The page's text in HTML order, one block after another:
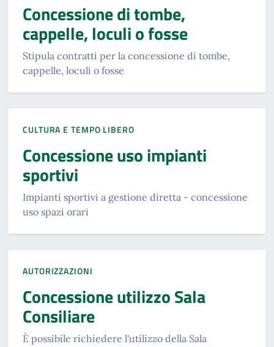
Concessione di tombe,
cappelle, loculi o fosse
Stipula contratti per la concessione di tombe,
cappelle, loculi o fosse
CULTURA E TEMPO LIBERO
Concessione uso impianti
sportivi
Impianti sportivi a gestione diretta - concessione
uso spazi orari
AUTORIZZAZIONI
Concessione utilizzo Sala
Consiliare
È possibile richiedere l'utilizzo della Sala